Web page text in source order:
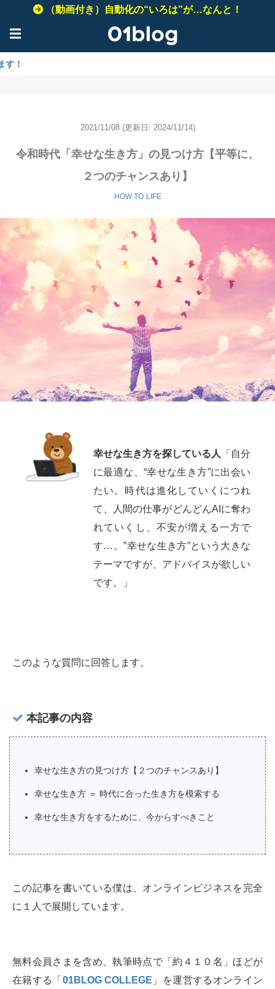
（動画付き）自動化の“いろは”が…なんと！
☰
2021/11/08 (更新日: 2024/11/14)
令和時代「幸せな生き方」の見つけ方【平等に、
２つのチャンスあり】
HOW TO LIFE
幸せな生き方を探している人
「自分
に最適な、“幸せな生き方”に出会い
たい。時代は進化していくにつれ
て、人間の仕事がどんどんAIに奪わ
れていくし、不安が増える一方で
す…。”幸せな生き方”という大きな
テーマですが、アドバイスが欲しい
です。」
このような質問に回答します。
本記事の内容
幸せな生き方の見つけ方【２つのチャンスあり】
幸せな生き方 ＝ 時代に合った生き方を模索する
幸せな生き方をするために、今からすべきこと
この記事を書いている僕は、オンラインビジネスを完全
に１人で展開しています。
無料会員さまを含め、執筆時点で「約４１０名」ほどが
在籍する「 01BLOG COLLEGE 」を運営するオンライン